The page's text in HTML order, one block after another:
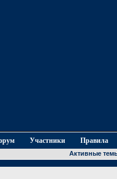
Участники Правила
Активные